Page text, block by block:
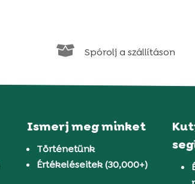
 Spórolj a szállításon
Ismerj meg minket
Történetünk
Értékeléseitek (30,000+)